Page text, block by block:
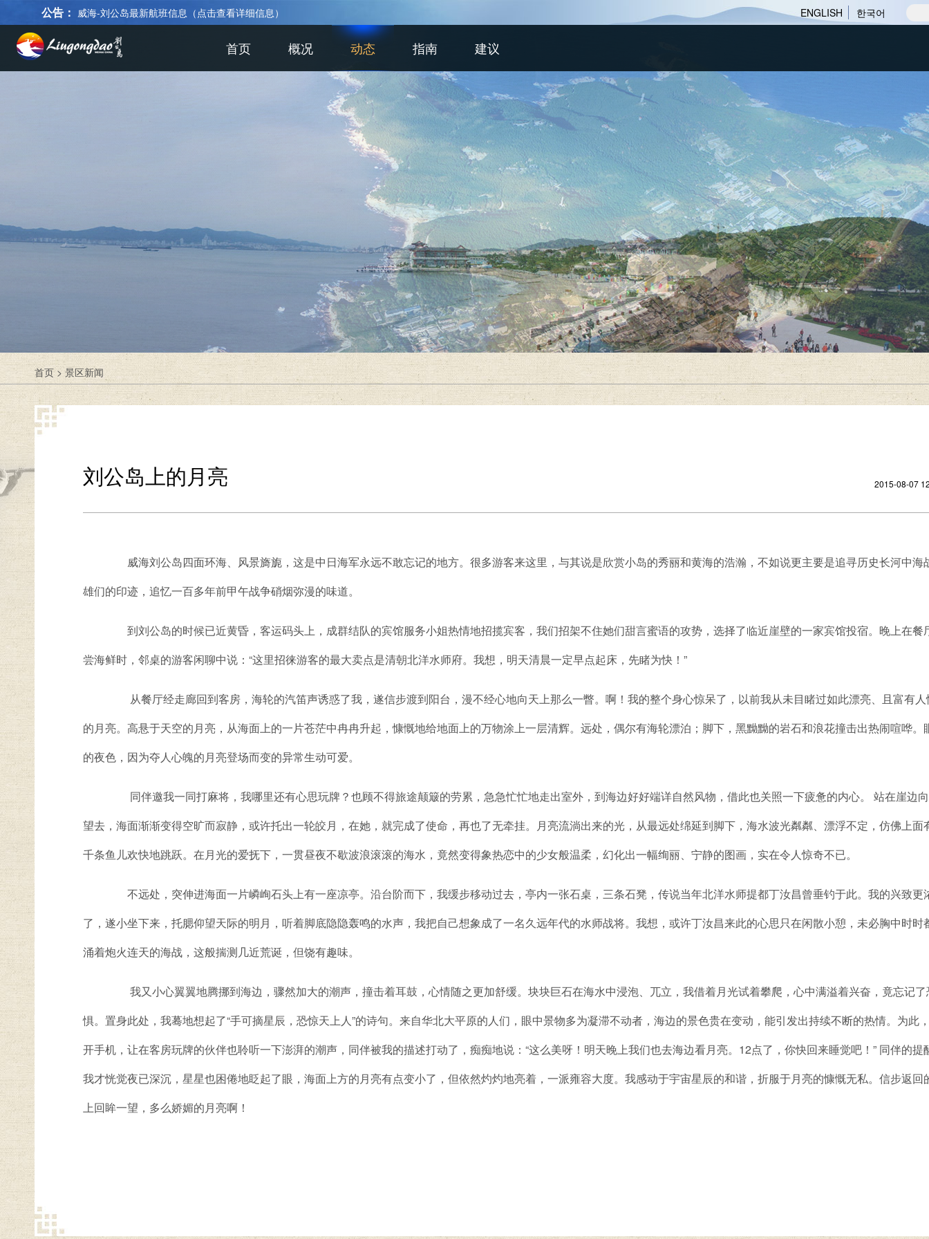
公告： 威海-刘公岛最新航班信息（点击查看详细信息） ENGLISH 한국어
首页 概况 动态 指南 建议
首页> 景区新闻
刘公岛上的月亮 2015-08-07
威海刘公岛四面环海、风景旖旎，这是中日海军永远不敢忘记的地方。很多游客来这里，与其说是欣赏小岛的秀丽和黄海的浩瀚，不如说更主要是追寻历史长河中海
雄们的印迹，追忆一百多年前甲午战争硝烟弥漫的味道。
到刘公岛的时候已近黄昏，客运码头上，成群结队的宾馆服务小姐热情地招揽宾客，我们招架不住她们甜言蜜语的攻势，选择了临近崖壁的一家宾馆投宿。晚上在餐
尝海鲜时，邻桌的游客闲聊中说：“这里招徕游客的最大卖点是清朝北洋水师府。我想，明天清晨一定早点起床，先睹为快！”
从餐厅经走廊回到客房，海轮的汽笛声诱惑了我，遂信步渡到阳台，漫不经心地向天上那么一瞥。啊！我的整个身心惊呆了，以前我从未目睹过如此漂亮、且富有人
的月亮。高悬于天空的月亮，从海面上的一片苍茫中冉冉升起，慷慨地给地面上的万物涂上一层清辉。远处，偶尔有海轮漂泊；脚下，黑黝黝的岩石和浪花撞击出热闹喧哗。
的夜色，因为夺人心魄的月亮登场而变的异常生动可爱。
同伴邀我一同打麻将，我哪里还有心思玩牌？也顾不得旅途颠簸的劳累，急急忙忙地走出室外，到海边好好端详自然风物，借此也关照一下疲惫的内心。 站在崖边
望去，海面渐渐变得空旷而寂静，或许托出一轮皎月，在她，就完成了使命，再也了无牵挂。月亮流淌出来的光，从最远处绵延到脚下，海水波光粼粼、漂浮不定，仿佛上面
千条鱼儿欢快地跳跃。在月光的爱抚下，一贯昼夜不歇波浪滚滚的海水，竟然变得象热恋中的少女般温柔，幻化出一幅绚丽、宁静的图画，实在令人惊奇不已。
不远处，突伸进海面一片嶙峋石头上有一座凉亭。沿台阶而下，我缓步移动过去，亭内一张石桌，三条石凳，传说当年北洋水师提都丁汝昌曾垂钓于此。我的兴致更
了，遂小坐下来，托腮仰望天际的明月，听着脚底隐隐轰鸣的水声，我把自己想象成了一名久远年代的水师战将。我想，或许丁汝昌来此的心思只在闲散小憩，未必胸中时时
涌着炮火连天的海战，这般揣测几近荒诞，但饶有趣味。
我又小心翼翼地腾挪到海边，骤然加大的潮声，撞击着耳鼓，心情随之更加舒缓。块块巨石在海水中浸泡、兀立，我借着月光试着攀爬，心中满溢着兴奋，竟忘记了
惧。置身此处，我蓦地想起了“手可摘星辰，恐惊天上人”的诗句。来自华北大平原的人们，眼中景物多为凝滞不动者，海边的景色贵在变动，能引发出持续不断的热情。为此
开手机，让在客房玩牌的伙伴也聆听一下澎湃的潮声，同伴被我的描述打动了，痴痴地说：“这么美呀！明天晚上我们也去海边看月亮。12点了，你快回来睡觉吧！” 同伴的提
我才恍觉夜已深沉，星星也困倦地眨起了眼，海面上方的月亮有点变小了，但依然灼灼地亮着，一派雍容大度。我感动于宇宙星辰的和谐，折服于月亮的慷慨无私。信步返回
上回眸一望，多么娇媚的月亮啊！